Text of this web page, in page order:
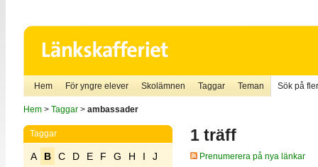
Hem För yngre elever Skolämnen Taggar Teman Sök på
Hem> Taggar> ambassader
Taggar
A B C D E F G H I
J
1 träff
Prenumerera på nya länkar